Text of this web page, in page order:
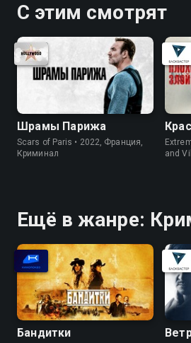
С этим смотрят
Шрамы Парижа
Scars of Paris • 2022, Франция,
Криминал
and
Ещё в жанре:
Бандитки